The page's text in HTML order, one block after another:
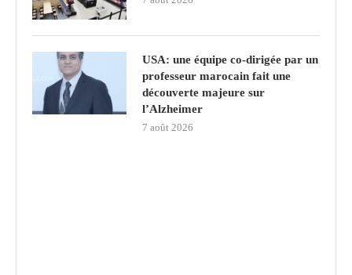
USA: une équipe co-dirigée par un
professeur marocain fait une
découverte majeure sur
l’Alzheimer
7 août 2026